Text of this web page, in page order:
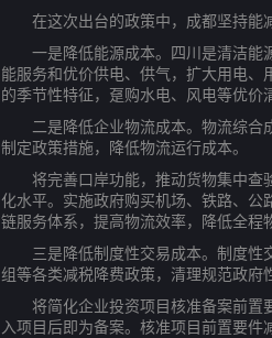
在这次出台的政策中，成都坚持能减
一是降低能源成本。四川是清洁能
能服务和优价供电、供气，扩大用电
的季节性特征，趸购水电、风电等优价
二是降低企业物流成本。物流综合
制定政策措施，降低物流运行成本。
将完善口岸功能，推动货物集中查验
化水平。实施政府购买机场、铁路、
链服务体系，提高物流效率，降低全程
三是降低制度性交易成本。制度性
组等各类减税降费政策，清理规范政府
将简化企业投资项目核准备案前置
入项目后即为备案。核准项目前置要件